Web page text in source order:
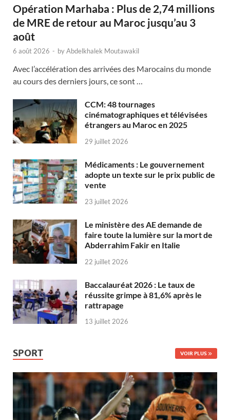
Opération Marhaba : Plus de 2,74 millions
de MRE de retour au Maroc jusqu’au 3
août
6 août 2026 - byAbdelkhalek Moutawakil
Avec l’accélération des arrivées des Marocains du monde
au cours des derniers jours, ce sont …
CCM: 48 tournages
cinématographiques et télévisées
étrangers au Maroc en 2025
29 juillet 2026
Médicaments : Le gouvernement
adopte un texte sur le prix public de
vente
23 juillet 2026
Le ministère des AE demande de
faire toute la lumière sur la mort de
Abderrahim Fakir en Italie
22 juillet 2026
Baccalauréat 2026 : Le taux de
réussite grimpe à 81,6% après le
rattrapage
13 juillet 2026
SPORT VOIR PLUS